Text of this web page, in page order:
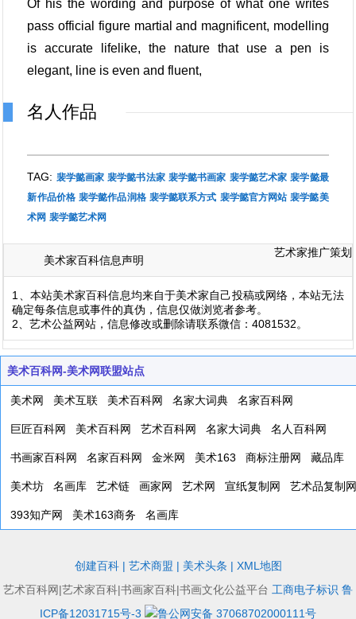
Of his the wording and purpose of what one writes
pass official figure martial and magnificent, modelling
is accurate lifelike, the nature that use a pen is
elegant, line is even and fluent,
名人作品
TAG: 裴学懿画家 裴学懿书法家 裴学懿书画家 裴学懿艺术家 裴学懿最
新作品价格 裴学懿作品润格 裴学懿联系方式 裴学懿官方网站 裴学懿美
术网 裴学懿艺术网
美术家百科信息声明
艺术家推广策划
1、本站美术家百科信息均来自于美术家自己投稿或网络，本站无法
确定每条信息或事件的真伪，信息仅做浏览者参考。
2、艺术公益网站，信息修改或删除请联系微信：4081532。
美术百科网-美术网联盟站点
美术网 美术互联 美术百科网 名家大词典 名家百科网
巨匠百科网 美术百科网 艺术百科网 名家大词典 名人百科网
书画家百科网 名家百科网 金米网 美术163 商标注册网 藏品库
美术坊 名画库 艺术链 画家网 艺术网 宣纸复制网 艺术品复制网
393知产网 美术163商务 名画库
创建百科| 艺术商盟 | 美术头条 | XML地图
艺术百科网|艺术家百科|书画家百科|书画文化公益平台 工商电子标识 鲁
ICP备12031715号-3
鲁公网安备 37068702000111号